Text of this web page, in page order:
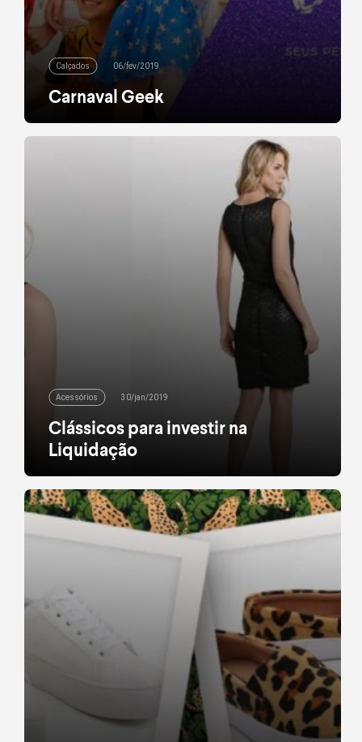
Calçados 06/fev/2019
Carnaval Geek
Hello geeks de plantão, nosso grito de Carnaval já
foi dado (Curioso? O link é este aqui) e seus
personagens favoritos já estão em ritmo de folia.
Tem herói fã de axé, princesa louca por frevo e
bruxos com muito samba no pé. Encha a mão de
confete, desenrole a serpentina e vem conferir
Acessórios 30/jan/2019
Clássicos para investir na
Liquidação
Quem nunca ouviu a frase “Esta peça nunca sai de
moda”? São clássicos do guarda-roupa que
funcionam como curingas. Vão do trabalho ao fim
de semana, do dia a noite, do inverno ao verão. Com
descontos imperdíveis em centenas de peças, a
nossa Liquidação é aquela oportunidade imperdível
para completar a sua lista de desejos desses
leia mais